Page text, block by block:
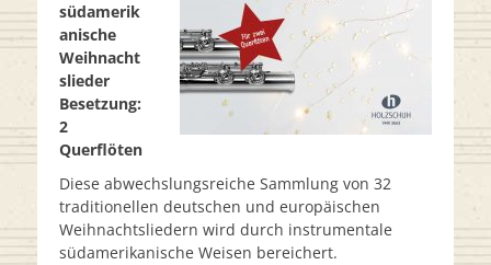
südamerik
anische
Weihnacht
slieder
Besetzung:
2
Querflöten
Diese abwechslungsreiche Sammlung von 32
traditionellen deutschen und europäischen
Weihnachtsliedern wird durch instrumentale
südamerikanische Weisen bereichert.